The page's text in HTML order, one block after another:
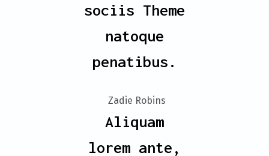
sociis Theme
natoque
penatibus.
- Zadie Robins
Aliquam
lorem ante,